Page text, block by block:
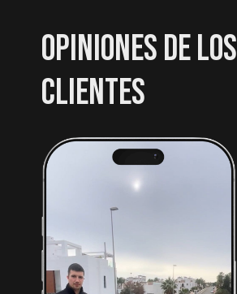
OPINIONES DE LOS
CLIENTES